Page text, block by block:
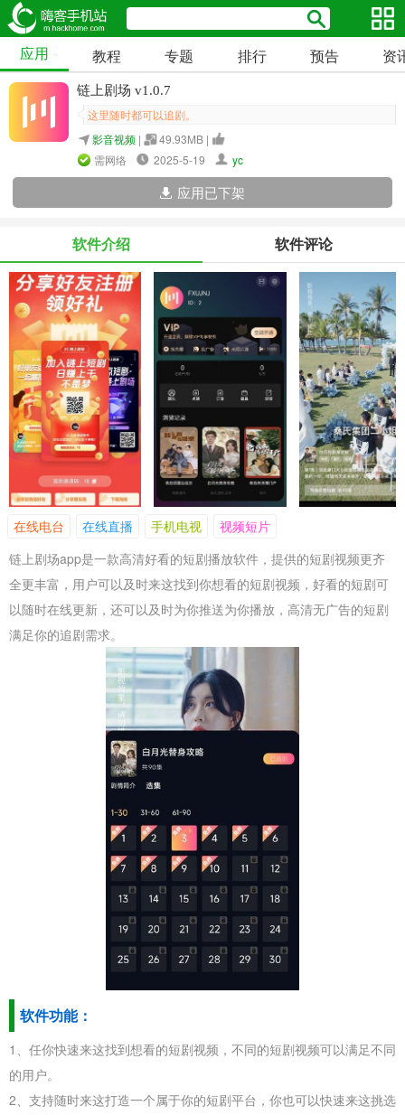
应用 教程 专题 排行 预告 资
链上剧场 v1.0.7
这里随时都可以追剧。
影音视频 |
49.93MB |
需网络
2025-5-19 yc
应用已下架
软件介绍 软件评论
在线电台 在线直播 手机电视
视频短片
链上剧场app是一款高清好看的短剧播放软件，提供的短剧视频更齐
全更丰富，用户可以及时来这找到你想看的短剧视频，好看的短剧可
以随时在线更新，还可以及时为你推送为你播放，高清无广告的短剧
满足你的追剧需求。
软件功能：
1、任你快速来这找到想看的短剧视频，不同的短剧视频可以满足不同
的用户。
2、支持随时来这打造一个属于你的短剧平台，你也可以快速来这挑选